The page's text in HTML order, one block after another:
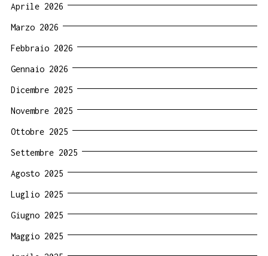
Aprile 2026
Marzo 2026
Febbraio 2026
Gennaio 2026
Dicembre 2025
Novembre 2025
Ottobre 2025
Settembre 2025
Agosto 2025
Luglio 2025
Giugno 2025
Maggio 2025